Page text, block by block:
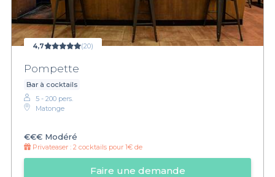
4,7 (20)
Pompette
Bar à cocktails
5 - 200 pers.
Matonge
€€€ Modéré
Privateaser : 2 cocktails pour 1€ de
Faire une demande